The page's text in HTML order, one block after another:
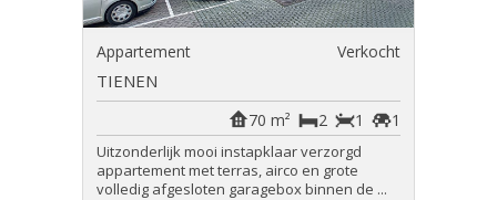
Appartement Verkocht
TIENEN
1
1
2
70 m²
Uitzonderlijk mooi instapklaar verzorgd
appartement met terras, airco en grote
volledig afgesloten garagebox binnen de ...